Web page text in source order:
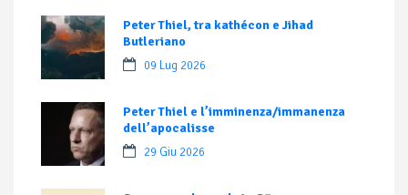
Peter Thiel, tra kathécon e Jihad
Butleriano
09 Lug 2026
Peter Thiel e l’imminenza/immanenza
dell’apocalisse
29 Giu 2026